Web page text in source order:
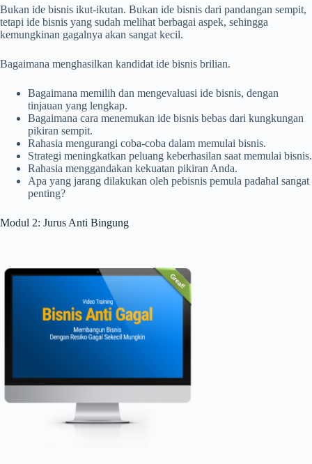
Bukan ide bisnis ikut-ikutan. Bukan ide bisnis dari pandangan sempit,
tetapi ide bisnis yang sudah melihat berbagai aspek, sehingga
kemungkinan gagalnya akan sangat kecil.
Bagaimana menghasilkan kandidat ide bisnis brilian.
Bagaimana memilih dan mengevaluasi ide bisnis, dengan
tinjauan yang lengkap.
Bagaimana cara menemukan ide bisnis bebas dari kungkungan
pikiran sempit.
Rahasia mengurangi coba-coba dalam memulai bisnis.
Strategi meningkatkan peluang keberhasilan saat memulai bisnis.
Rahasia menggandakan kekuatan pikiran Anda.
Apa yang jarang dilakukan oleh pebisnis pemula padahal sangat
penting?
Modul 2: Jurus Anti Bingung